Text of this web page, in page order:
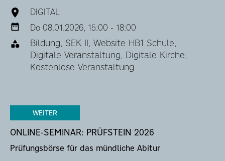
DIGITAL
Do 08.01.2026, 15:00 - 18:00
Bildung, SEK II, Website HB1 Schule,
Digitale Veranstaltung, Digitale Kirche,
Kostenlose Veranstaltung
WEITER
ONLINE-SEMINAR: PRÜFSTEIN 2026
Prüfungsbörse für das mündliche Abitur